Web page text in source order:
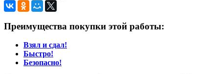
Преимущества покупки этой работы:
Взял и сдал!
Быстро!
Безопасно!